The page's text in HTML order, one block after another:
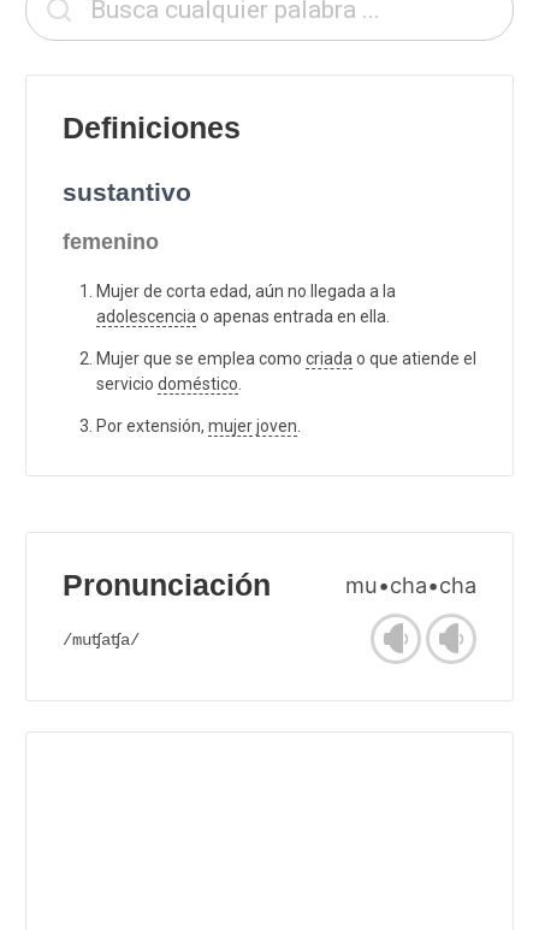
Definiciones
sustantivo
femenino
Mujer de corta edad, aún no llegada a la
adolescencia o apenas entrada en ella.
Mujer que se emplea como criada o que atiende el
servicio doméstico
Por extensión, mujerjoven
Pronunciación mu•cha•cha
/muʧaʧa/